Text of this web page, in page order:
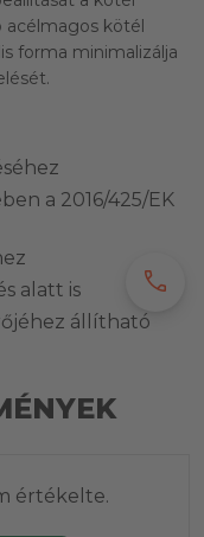
acélmagos kötél
forma minimalizálja
a 2016/425/EK
alatt is
állítható
értékelte.
call